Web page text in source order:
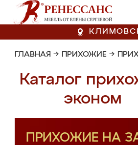
ГЛАВНАЯ → ПРИХОЖИЕ →
Каталог
эконом
ПРИХОЖИЕ НА